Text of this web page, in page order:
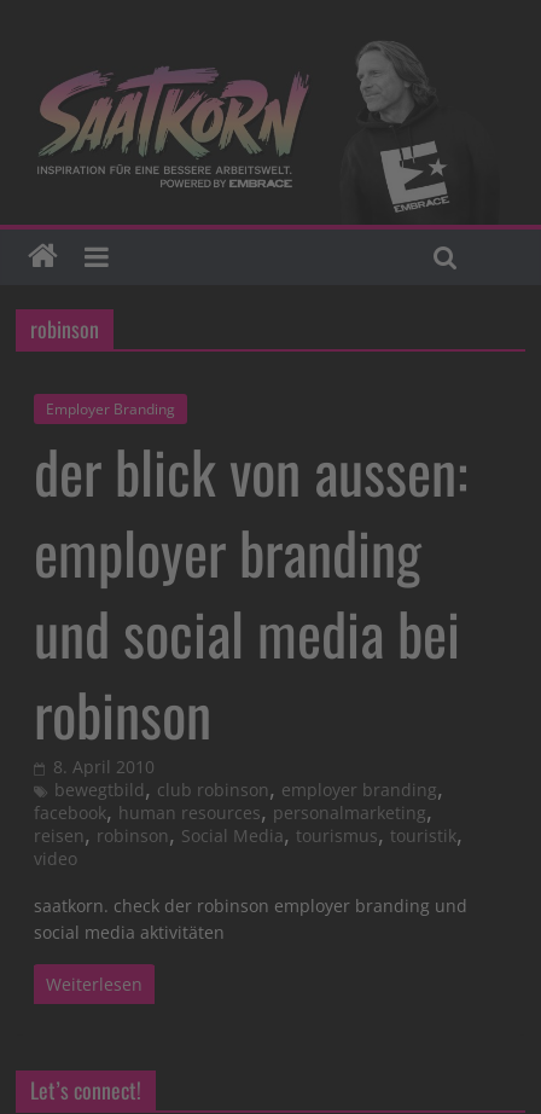
robinson
Employer Branding
der blick von aussen:
employer branding
und social media bei
robinson
8. April 2010
bewegtbild, club robinson, employer branding,
facebook, human resources, personalmarketing,
reisen, robinson, Social Media,tourismus,touristik,
video
saatkorn. check der robinson employer branding und
social media aktivitäten
Weiterlesen
Let’s connect!